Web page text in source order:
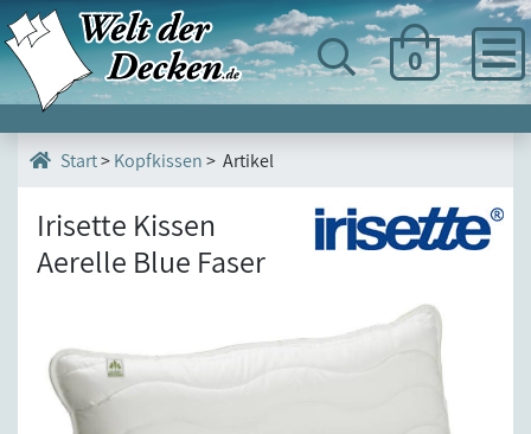
0
Start>Kopfkissen> Artikel
Irisette Kissen
Aerelle Blue Faser